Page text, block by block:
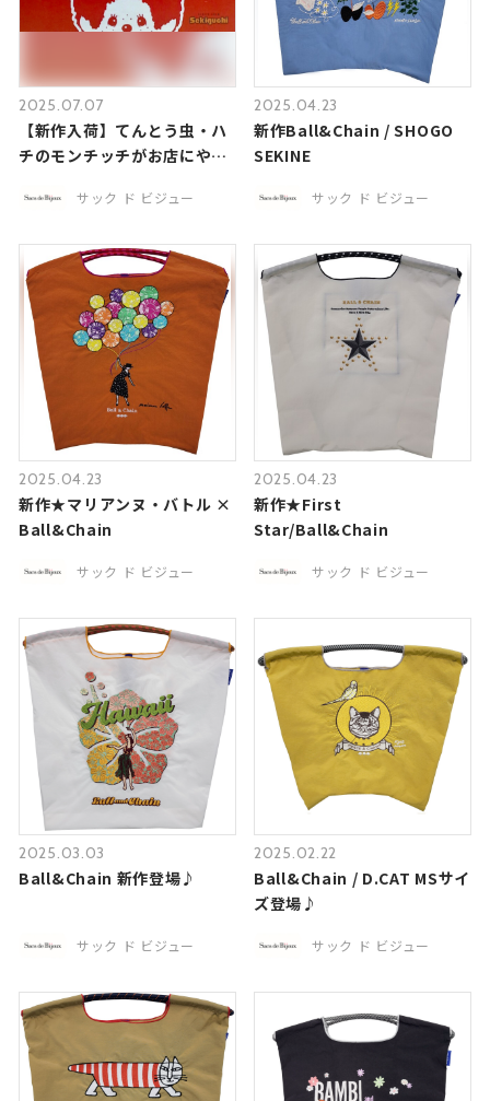
2025.07.07
【新作入荷】てんとう虫・ハ
チのモンチッチがお店にやっ
サック ド ビジュー
2025.04.23
新作Ball&Chain / SHOGO
SEKINE
サック ド ビジュー
2025.04.23
新作★マリアンヌ・バトル ×
Ball&Chain
サック ド ビジュー
2025.04.23
新作★First
Star/Ball&Chain
サック ド ビジュー
2025.03.03
Ball&Chain 新作登場♪
サック ド ビジュー
2025.02.22
Ball&Chain / D.CAT MSサイ
ズ登場♪
サック ド ビジュー